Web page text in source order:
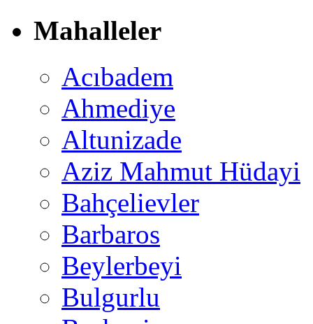
Mahalleler
Acıbadem
Ahmediye
Altunizade
Aziz Mahmut Hüdayi
Bahçelievler
Barbaros
Beylerbeyi
Bulgurlu